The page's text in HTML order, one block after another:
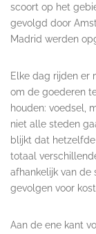
scoort op het
gevolgd door
Madrid werden
Elke dag rijden er
om de goederen
houden: voedsel,
niet alle steden
blijkt dat
totaal
afhankelijk van de
gevolgen voor
Aan de ene kant